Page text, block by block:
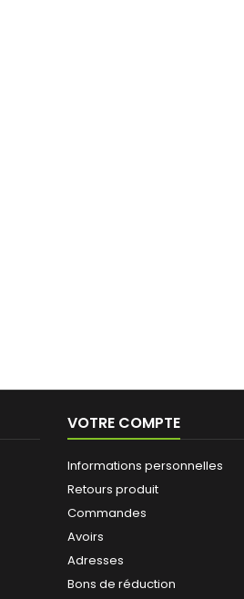
VOTRE COMPTE
Informations personnelles
Retours produit
Commandes
Avoirs
Adresses
Bons de réduction